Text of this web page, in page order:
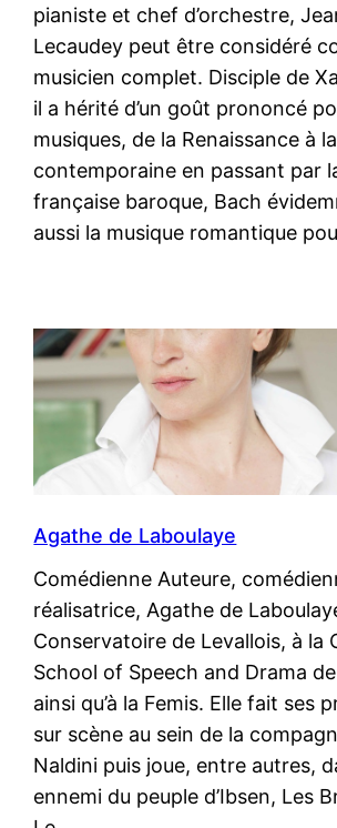
pianiste et chef d’orchestre,
Lecaudey peut être considéré
musicien complet. Disciple de
il a hérité d’un goût prononcé
musiques, de la Renaissance à
contemporaine en passant par
française baroque, Bach
aussi la musique romantique
Agathe de Laboulaye
Comédienne Auteure,
réalisatrice, Agathe de
Conservatoire de Levallois, à la
School of Speech and Drama
ainsi qu’à la Femis. Elle fait ses
sur scène au sein de la
Naldini puis joue, entre autres,
ennemi du peuple d’Ibsen, Les